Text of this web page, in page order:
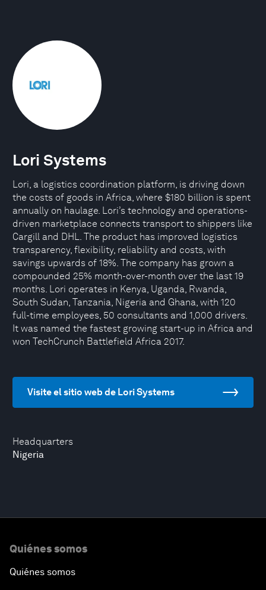
Headquarters
Nigeria
Lori Systems
Lori, a logistics coordination platform, is driving down
the costs of goods in Africa, where $180 billion is spent
annually on haulage. Lori’s technology and operations-
driven marketplace connects transport to shippers like
Cargill and DHL. The product has improved logistics
transparency, flexibility, reliability and costs, with
savings upwards of 18%. The company has grown a
compounded 25% month-over-month over the last 19
months. Lori operates in Kenya, Uganda, Rwanda,
South Sudan, Tanzania, Nigeria and Ghana, with 120
full-time employees, 50 consultants and 1,000 drivers.
It was named the fastest growing start-up in Africa and
won TechCrunch Battlefield Africa 2017.
Visite el sitio web de Lori Systems
Quiénes somos
Quiénes somos